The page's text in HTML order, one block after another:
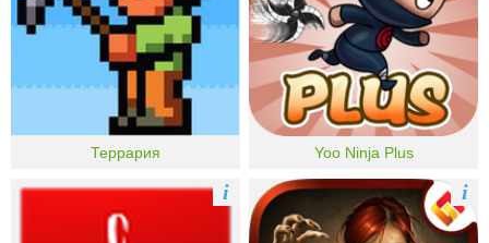
Террария Yoo Ninja Plus
i i